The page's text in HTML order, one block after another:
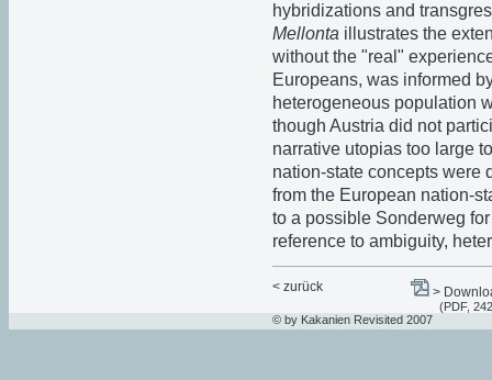
hybridizations and
Mellonta illustrates the
without the "real"
Europeans, was informed
heterogeneous population
though Austria did not
narrative utopias too large
nation-state concepts were
from the European nation-
to a possible Sonderweg
reference to ambiguity,
< zurück >
(PDF,
© by Kakanien Revisited 2007